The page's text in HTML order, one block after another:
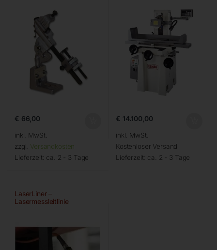
€ 66,00
inkl. MwSt.
zzgl. Versandkosten
Lieferzeit: ca. 2 - 3 Tage
€ 14.100,00
inkl. MwSt.
Kostenloser Versand
Lieferzeit: ca. 2 - 3 Tage
LaserLiner –
Lasermessleitlinie